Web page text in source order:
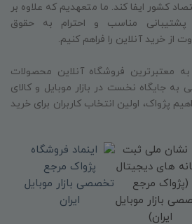
کشور ایفا کند. ما متعهدیم که علاوه بر
پشتیبانی مناسب و احترام به حقوق
از خرید آنلاین را فراهم کنیم.
معتبرترین فروشگاه آنلاین محصولات
به جایگاه نخست در بازار موبایل و کالای
پژواک، اولین انتخاب کاربران برای خرید